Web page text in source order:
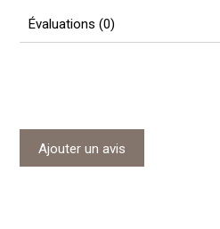
Évaluations (0)
Ajouter un avis